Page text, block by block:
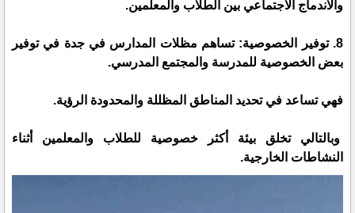
والاندماج الاجتماعي بين الطلاب والمعلمين.
8. توفير الخصوصية: تساهم مظلات المدارس في جدة في توفير
بعض الخصوصية للمدرسة والمجتمع المدرسي.
فهي تساعد في تحديد المناطق المظللة والمحدودة الرؤية.
وبالتالي تخلق بيئة أكثر خصوصية للطلاب والمعلمين أثناء
النشاطات الخارجية.